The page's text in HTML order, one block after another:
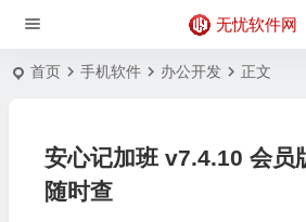
无忧软件网
首页 手机软件 办公开发 正文
安心记加班 v7.4.10 会员
随时查